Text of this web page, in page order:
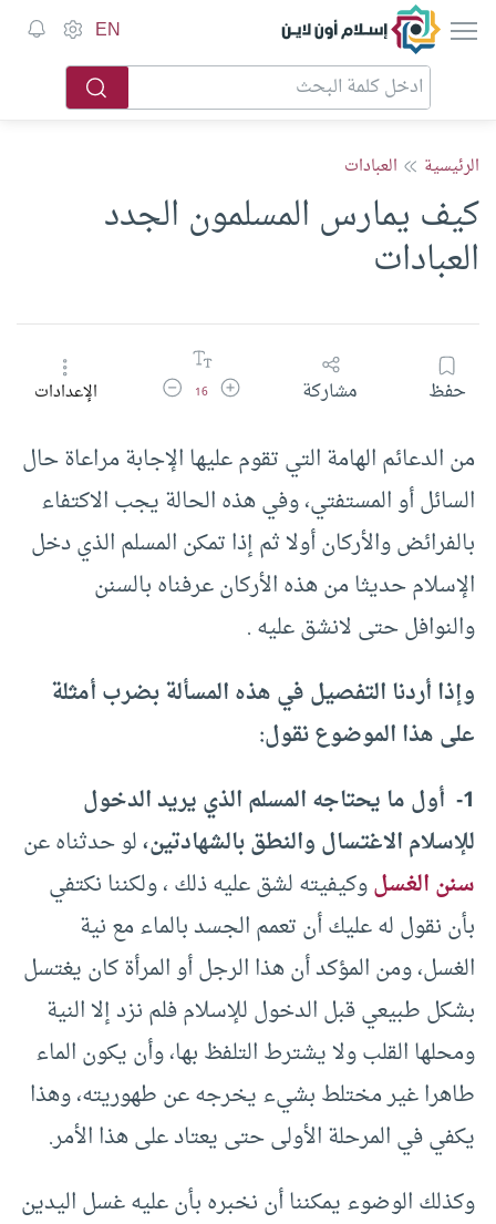
إسلام أون لاين EN
الرئيسية العبادات
كيف يمارس المسلمون الجدد
العبادات
حفظ مشاركة زيادة حجم الخط
16 تقليل حجم الخطالإعدادات
من الدعائم الهامة التي تقوم عليها الإجابة مراعاة حال
السائل أو المستفتي، وفي هذه الحالة يجب الاكتفاء
بالفرائض والأركان أولا ثم إذا تمكن المسلم الذي دخل
الإسلام حديثا من هذه الأركان عرفناه بالسنن
والنوافل حتى لانشق عليه .
وإذا أردنا التفصيل في هذه المسألة بضرب أمثلة
على هذا الموضوع نقول:
1- أول ما يحتاجه المسلم الذي يريد الدخول
للإسلام الاغتسال والنطق بالشهادتين،لو حدثناه عن
سنن الغسلوكيفيته لشق عليه ذلك ، ولكننا نكتفي
بأن نقول له عليك أن تعمم الجسد بالماء مع نية
الغسل، ومن المؤكد أن هذا الرجل أو المرأة كان يغتسل
بشكل طبيعي قبل الدخول للإسلام فلم نزد إلا النية
ومحلها القلب ولا يشترط التلفظ بها، وأن يكون الماء
طاهرا غير مختلط بشيء يخرجه عن طهوريته، وهذا
يكفي في المرحلة الأولى حتى يعتاد على هذا الأمر.
وكذلك الوضوء يمكننا أن نخبره بأن عليه غسل اليدين